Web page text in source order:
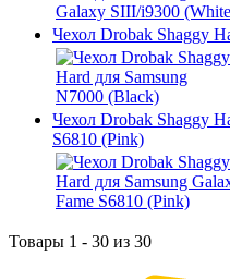
Чехол Drobak Shaggy
Чехол Drobak Shaggy
S6810 (Pink)
Товары 1 - 30 из 30